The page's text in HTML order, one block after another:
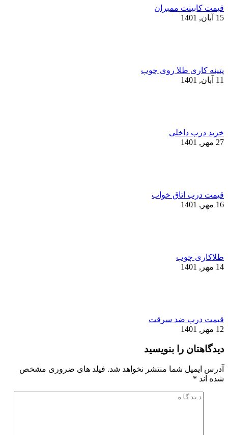
قیمت کابینت ممبران
15 آبان, 1401
پتینه کاری طلا روی چوب
11 آبان, 1401
خرید درب داخلی
27 مهر, 1401
قیمت درب اتاق خواب
16 مهر, 1401
طلاکاری چوب
14 مهر, 1401
قیمت درب ضد سرقت
12 مهر, 1401
دیدگاهتان را بنویسید
آدرس ایمیل شما منتشر نخواهد شد. فیلد های ضروری مشخص
شده اند *